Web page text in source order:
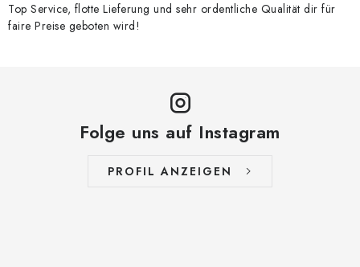
Top Service, flotte Lieferung und sehr ordentliche Qualität dir für
faire Preise geboten wird!
Folge uns auf Instagram
PROFIL ANZEIGEN